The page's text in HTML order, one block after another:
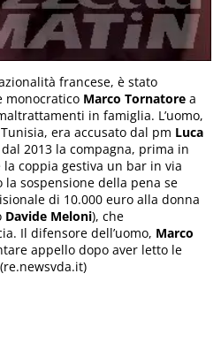
francese, è stato
monocratico Marco Tornatore a
in famiglia. L’uomo,
era accusato dal pm Luca
2013 la compagna, prima in
coppia gestiva un bar in via
sospensione della pena se
di 10.000 euro alla donna
Davide Meloni), che
Il difensore dell’uomo, Marco
appello dopo aver letto le